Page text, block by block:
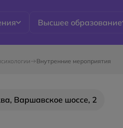
Высшее образование
Внутренние мероприятия
Варшавское шоссе, 2